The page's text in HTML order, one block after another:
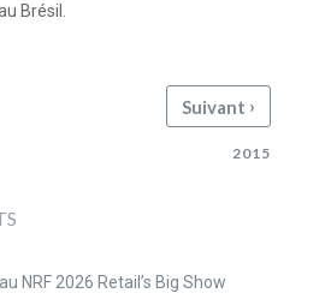
Brésil.
Suivant ›
2015
NRF 2026 Retail’s Big Show